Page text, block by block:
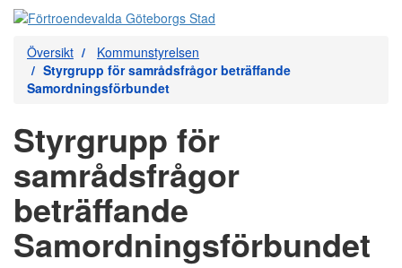
Översikt
Kommunstyrelsen
Styrgrupp för samrådsfrågor beträffande
Samordningsförbundet
Styrgrupp för
samrådsfrågor
beträffande
Samordningsförbundet